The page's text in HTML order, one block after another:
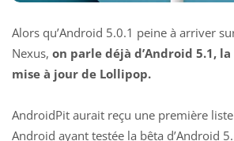
Alors qu’Android 5.0.1 peine à arriver
Nexus, on parle déjà d’Android 5.1,
mise à jour de Lollipop.
AndroidPit aurait reçu une première
Android ayant testée la bêta d’Android